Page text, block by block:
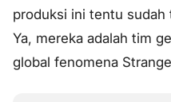
produksi ini tentu sudah
Ya, mereka adalah tim
global fenomena